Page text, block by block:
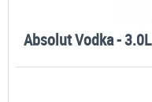
Absolut Vodka - 3.0L